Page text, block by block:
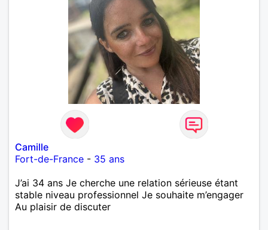
Camille
Fort-de-France - 35 ans
J’ai 34 ans Je cherche une relation sérieuse étant
stable niveau professionnel Je souhaite m’engager
Au plaisir de discuter